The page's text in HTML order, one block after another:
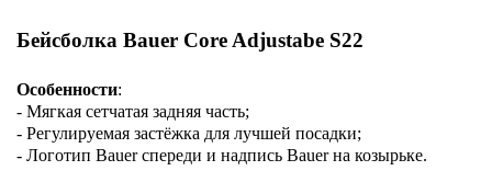
Бейсболка Bauer Core Adjustabe S22
Особенности:
- Мягкая сетчатая задняя часть;
- Регулируемая застёжка для лучшей посадки;
- Логотип Bauer спереди и надпись Bauer на козырьке.